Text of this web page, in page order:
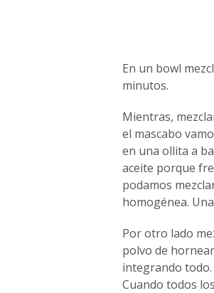
En un bowl
minutos.
Mientras,
el mascabo
en una ollita a
aceite porque
podamos
homogénea.
Por otro lado
polvo de
integrando todo.
Cuando todos